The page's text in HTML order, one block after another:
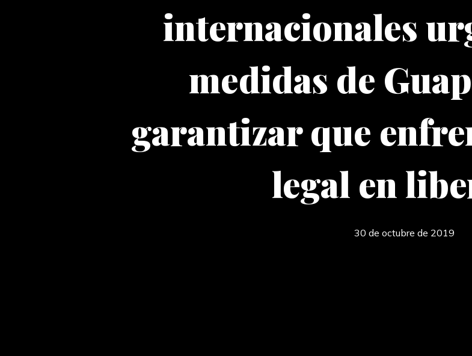
internacionales
medidas de
garantizar que
legal en
30 de octubre de 2019